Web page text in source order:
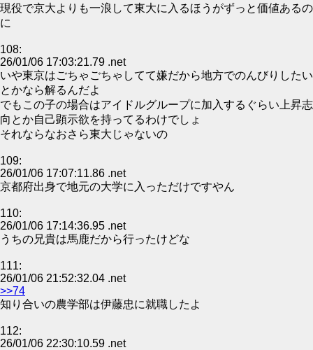
現役で京大よりも一浪して東大に入るほうがずっと価値あるの
に
108:
26/01/06 17:03:21.79 .net
いや東京はごちゃごちゃしてて嫌だから地方でのんびりしたい
とかなら解るんだよ
でもこの子の場合はアイドルグループに加入するぐらい上昇志
向とか自己顕示欲を持ってるわけでしょ
それならなおさら東大じゃないの
109:
26/01/06 17:07:11.86 .net
京都府出身で地元の大学に入っただけですやん
110:
26/01/06 17:14:36.95 .net
うちの兄貴は馬鹿だから行ったけどな
111:
26/01/06 21:52:32.04 .net
>>74
知り合いの農学部は伊藤忠に就職したよ
112:
26/01/06 22:30:10.59 .net